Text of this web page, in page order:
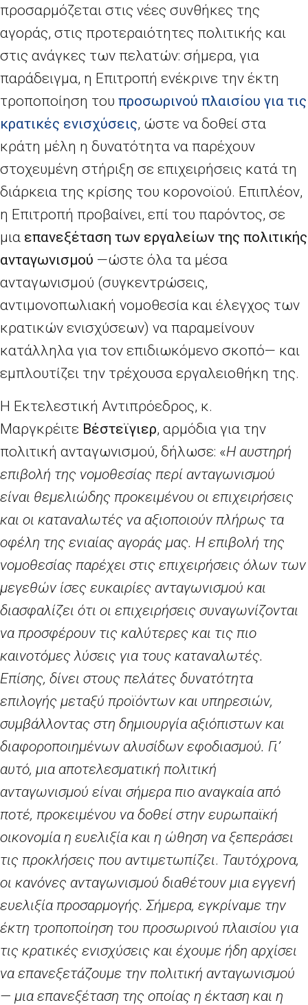
προσαρμόζεται στις νέες συνθήκες της
αγοράς, στις προτεραιότητες πολιτικής και
στις ανάγκες των πελατών: σήμερα, για
παράδειγμα, η Επιτροπή ενέκρινε την έκτη
τροποποίηση του προσωρινού πλαισίου για τις
κρατικές ενισχύσεις, ώστε να δοθεί στα
κράτη μέλη η δυνατότητα να παρέχουν
στοχευμένη στήριξη σε επιχειρήσεις κατά τη
διάρκεια της κρίσης του κορονοϊού. Επιπλέον,
η Επιτροπή προβαίνει, επί του παρόντος, σε
μια επανεξέταση των εργαλείων της πολιτικής
ανταγωνισμού —ώστε όλα τα μέσα
ανταγωνισμού (συγκεντρώσεις,
αντιμονοπωλιακή νομοθεσία και έλεγχος των
κρατικών ενισχύσεων) να παραμείνουν
κατάλληλα για τον επιδιωκόμενο σκοπό— και
εμπλουτίζει την τρέχουσα εργαλειοθήκη της.
Η Εκτελεστική Αντιπρόεδρος, κ.
Μαργκρέιτε Βέστεϊγιερ, αρμόδια για την
πολιτική ανταγωνισμού, δήλωσε: «Η αυστηρή
επιβολή της νομοθεσίας περί ανταγωνισμού
είναι θεμελιώδης προκειμένου οι επιχειρήσεις
και οι καταναλωτές να αξιοποιούν πλήρως τα
οφέλη της ενιαίας αγοράς μας. Η επιβολή της
νομοθεσίας παρέχει στις επιχειρήσεις όλων των
μεγεθών ίσες ευκαιρίες ανταγωνισμού και
διασφαλίζει ότι οι επιχειρήσεις συναγωνίζονται
να προσφέρουν τις καλύτερες και τις πιο
καινοτόμες λύσεις για τους καταναλωτές.
Επίσης, δίνει στους πελάτες δυνατότητα
επιλογής μεταξύ προϊόντων και υπηρεσιών,
συμβάλλοντας στη δημιουργία αξιόπιστων και
διαφοροποιημένων αλυσίδων εφοδιασμού. Γι’
αυτό, μια αποτελεσματική πολιτική
ανταγωνισμού είναι σήμερα πιο αναγκαία από
ποτέ, προκειμένου να δοθεί στην ευρωπαϊκή
οικονομία η ευελιξία και η ώθηση να ξεπεράσει
τις προκλήσεις που αντιμετωπίζει. Ταυτόχρονα,
οι κανόνες ανταγωνισμού διαθέτουν μια εγγενή
ευελιξία προσαρμογής. Σήμερα, εγκρίναμε την
έκτη τροποποίηση του προσωρινού πλαισίου για
τις κρατικές ενισχύσεις και έχουμε ήδη αρχίσει
να επανεξετάζουμε την πολιτική ανταγωνισμού
— μια επανεξέταση της οποίας η έκταση και η